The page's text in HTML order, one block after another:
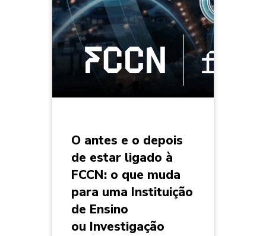
O antes e o depois
de estar ligado à
FCCN: o que muda
para uma Instituição
de Ensino
ou Investigação